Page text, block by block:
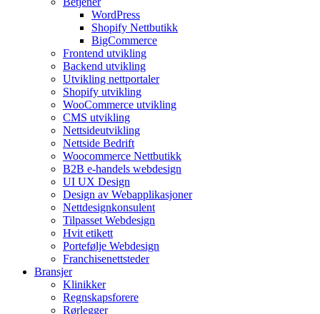
WordPress
Shopify Nettbutikk
BigCommerce
Frontend utvikling
Backend utvikling
Utvikling nettportaler
Shopify utvikling
WooCommerce utvikling
CMS utvikling
Nettsideutvikling
Nettside Bedrift
Woocommerce Nettbutikk
B2B e-handels webdesign
UI UX Design
Design av Webapplikasjoner
Nettdesignkonsulent
Tilpasset Webdesign
Hvit etikett
Portefølje Webdesign
Franchisenettsteder
Bransjer
Klinikker
Regnskapsforere
Rørlegger